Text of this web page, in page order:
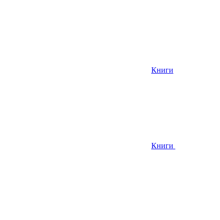
Книги
Книги